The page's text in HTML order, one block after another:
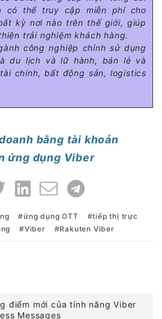
có thể truy cập miễn phí cho
kỳ nơi nào trên thế giới, giúp
trải nghiệm khách hàng.
công nghiệp chính sử dụng
du lịch và lữ hành, bán lẻ và
chính, bất động sản, logistics
bằng tài khoản
ứng dụng Viber
ứng dụng OTT
tiếp thị trực
Viber Rakuten Viber
điểm mới của tính năng Viber
Messages